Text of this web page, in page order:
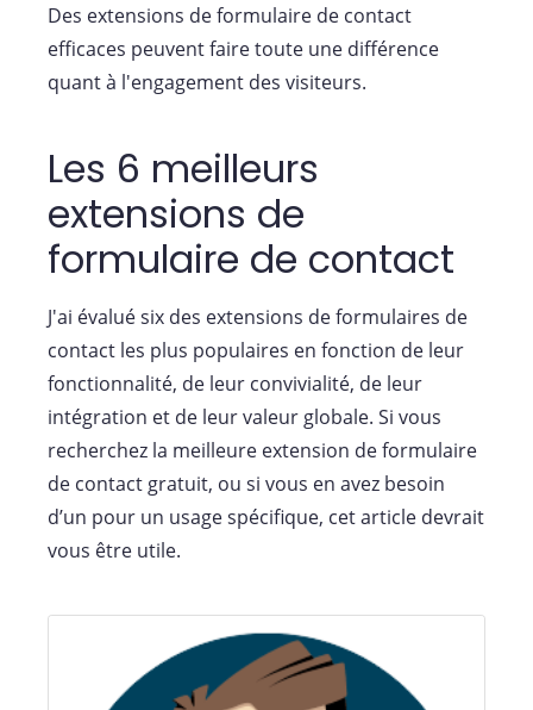
Des extensions de formulaire de contact
efficaces peuvent faire toute une différence
quant à l'engagement des visiteurs.
Les 6 meilleurs
extensions de
formulaire de contact
J'ai évalué six des extensions de formulaires de
contact les plus populaires en fonction de leur
fonctionnalité, de leur convivialité, de leur
intégration et de leur valeur globale. Si vous
recherchez la meilleure extension de formulaire
de contact gratuit, ou si vous en avez besoin
d’un pour un usage spécifique, cet article devrait
vous être utile.